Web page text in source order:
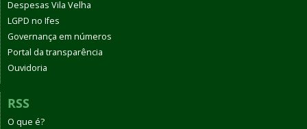
Despesas Vila Velha
LGPD no Ifes
Governança em números
Portal da transparência
Ouvidoria
RSS
O que é?